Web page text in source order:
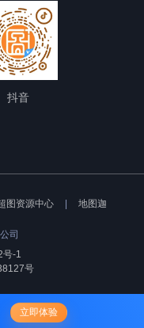
抖音
图资源中心 地图迦
司
号-1
号
立即体验